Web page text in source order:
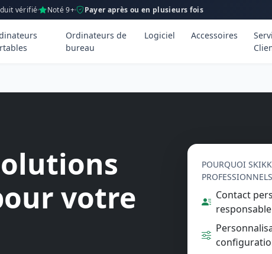
vérifié Noté 9+ Payer après ou en plusieurs fois
Ordinateurs de
bureau
Logiciel Accessoires
votre
POURQUOI
Contact